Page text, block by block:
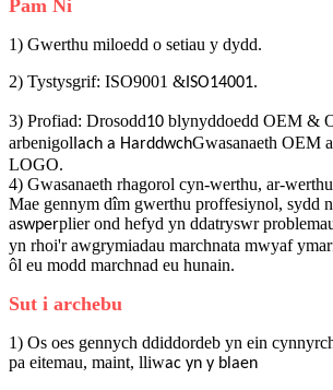
Pam Ni
1) Gwerthu miloedd o setiau y dydd.
2) Tystysgrif: ISO9001 &ISO14001.
3) Profiad: Drosodd10 blynyddoedd OEM &
arbenigolIach a HarddwchGwasanaeth OEM
LOGO.
4) Gwasanaeth rhagorol cyn-werthu, ar-
Mae gennym dîm gwerthu proffesiynol, sydd
aswperplier ond hefyd yn ddatryswr
yn rhoi'r awgrymiadau marchnata mwyaf
ôl eu modd marchnad eu hunain.
Sut i archebu
1) Os oes gennych ddiddordeb yn ein
pa eitemau, maint, lliwac yn y blaen